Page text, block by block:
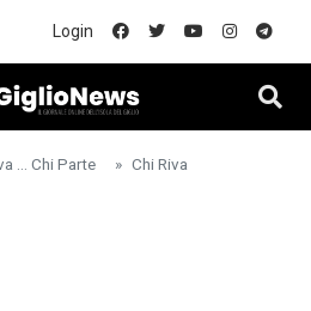
Login
... Chi Parte
Chi Riva